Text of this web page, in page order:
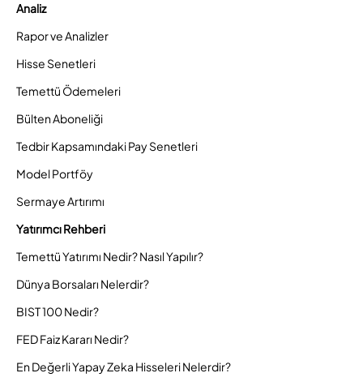
Analiz
Rapor ve Analizler
Hisse Senetleri
Temettü Ödemeleri
Bülten Aboneliği
Tedbir Kapsamındaki Pay Senetleri
Model Portföy
Sermaye Artırımı
Yatırımcı Rehberi
Temettü Yatırımı Nedir? Nasıl Yapılır?
Dünya Borsaları Nelerdir?
BIST 100 Nedir?
FED Faiz Kararı Nedir?
En Değerli Yapay Zeka Hisseleri Nelerdir?